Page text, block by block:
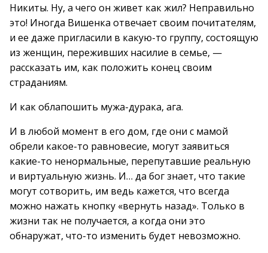
Никиты. Ну, а чего он живет как жил? Неправильно
это! Иногда Вишенка отвечает своим почитателям,
и ее даже пригласили в какую-то группу, состоящую
из женщин, переживших насилие в семье, —
рассказать им, как положить конец своим
страданиям.
И как облапошить мужа-дурака, ага.
И в любой момент в его дом, где они с мамой
обрели какое-то равновесие, могут заявиться
какие-то ненормальные, перепутавшие реальную
и виртуальную жизнь. И… да бог знает, что такие
могут сотворить, им ведь кажется, что всегда
можно нажать кнопку «вернуть назад». Только в
жизни так не получается, а когда они это
обнаружат, что-то изменить будет невозможно.